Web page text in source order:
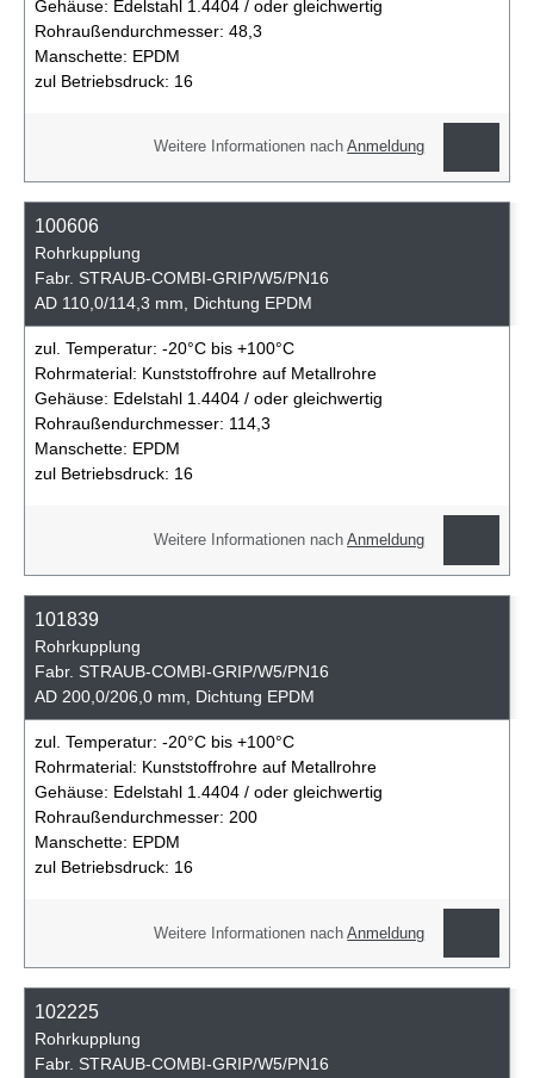
Gehäuse: Edelstahl 1.4404 / oder gleichwertig
Rohraußendurchmesser: 48,3
Manschette: EPDM
zul Betriebsdruck: 16
Weitere Informationen nachAnmeldung
100606
Rohrkupplung
Fabr. STRAUB-COMBI-GRIP/W5/PN16
AD 110,0/114,3 mm, Dichtung EPDM
zul. Temperatur: -20°C bis +100°C
Rohrmaterial: Kunststoffrohre auf Metallrohre
Gehäuse: Edelstahl 1.4404 / oder gleichwertig
Rohraußendurchmesser: 114,3
Manschette: EPDM
zul Betriebsdruck: 16
Weitere Informationen nachAnmeldung
101839
Rohrkupplung
Fabr. STRAUB-COMBI-GRIP/W5/PN16
AD 200,0/206,0 mm, Dichtung EPDM
zul. Temperatur: -20°C bis +100°C
Rohrmaterial: Kunststoffrohre auf Metallrohre
Gehäuse: Edelstahl 1.4404 / oder gleichwertig
Rohraußendurchmesser: 200
Manschette: EPDM
zul Betriebsdruck: 16
Weitere Informationen nachAnmeldung
102225
Rohrkupplung
Fabr. STRAUB-COMBI-GRIP/W5/PN16